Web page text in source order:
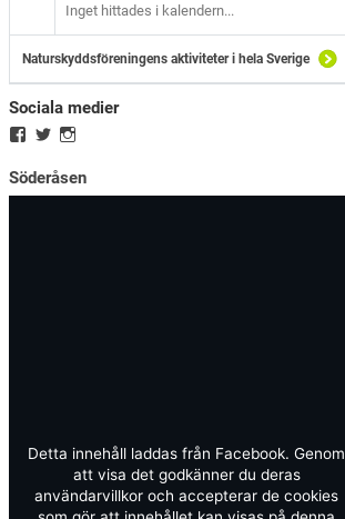
Inget hittades i kalendern...
Naturskyddsföreningens aktiviteter i hela Sverige
Sociala medier
Söderåsen
Detta innehåll laddas från Facebook. Genom
att visa det godkänner du deras
användarvillkor och accepterar de cookies